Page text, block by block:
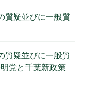
質疑並びに一般質
質疑並びに一般質
党と千葉新政策